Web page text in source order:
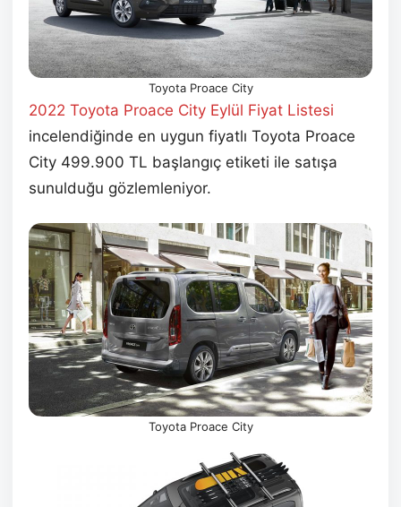
Toyota Proace City
2022 Toyota Proace City Eylül Fiyat Listesi
incelendiğinde en uygun fiyatlı Toyota Proace
City 499.900 TL başlangıç etiketi ile satışa
sunulduğu gözlemleniyor.
Toyota Proace City